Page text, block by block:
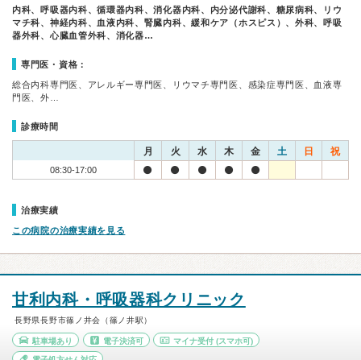
内科、呼吸器内科、循環器内科、消化器内科、内分泌代謝科、糖尿病科、リウ
マチ科、神経内科、血液内科、腎臓内科、緩和ケア（ホスピス）、外科、呼吸
器外科、心臓血管外科、消化器…
専門医・資格：
総合内科専門医、アレルギー専門医、リウマチ専門医、感染症専門医、血液専
門医、外…
診療時間
月 火 水 木 金 土 日 祝
08:30-17:00
治療実績
この病院の治療実績を見る
甘利内科・呼吸器科クリニック
長野県長野市篠ノ井会（篠ノ井駅）
駐車場あり 電子決済可 マイナ受付 (スマホ可)